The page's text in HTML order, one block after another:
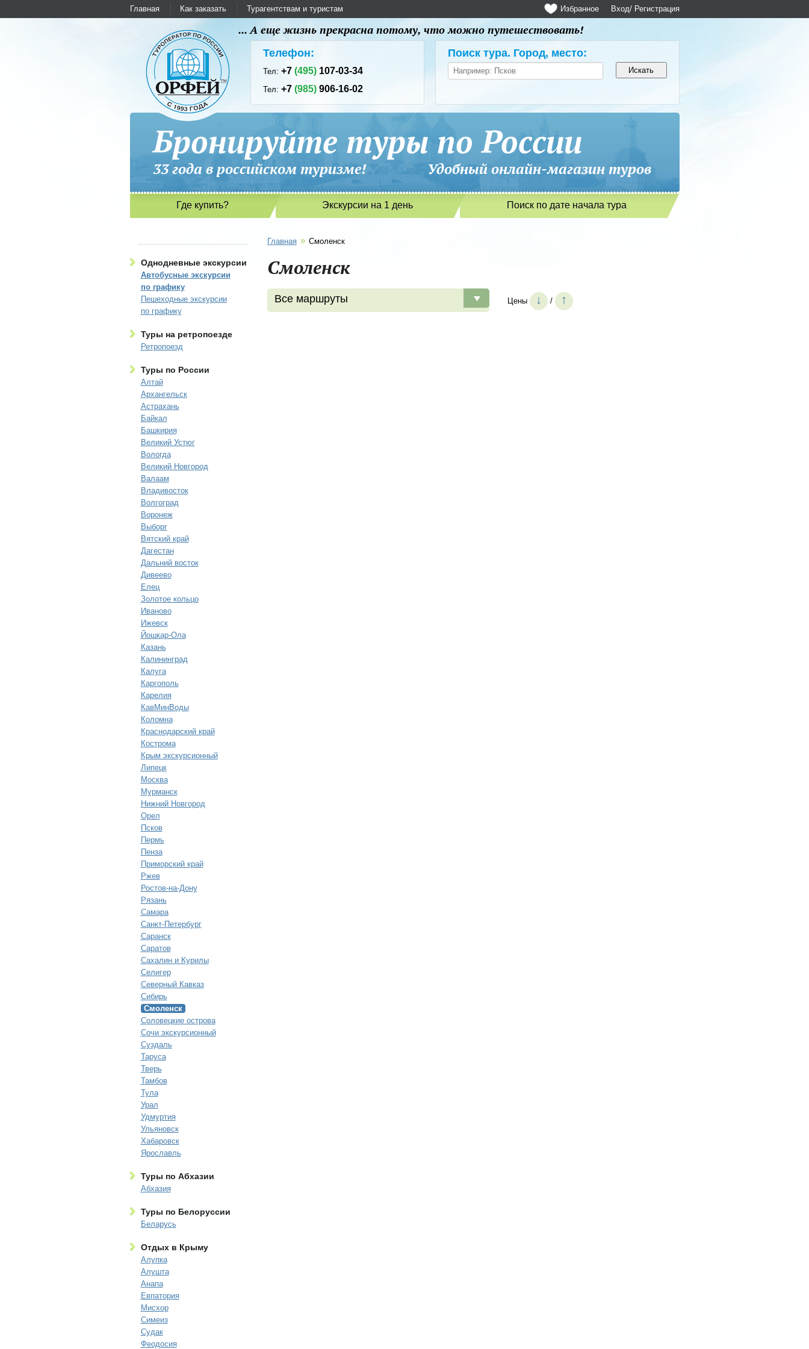
Главная Как заказать Турагентствам и туристам Вход/ Регистрация
Избранное
... А еще жизнь прекрасна потому, что можно путешествовать!
Телефон:
Тел:+7(495) 107-03-34
Тел:+7(985) 906-16-02
Поиск тура. Город, место:
Бронируйте туры по России
33 года в российском туризме! Удобный онлайн-магазин туров
Где купить? Экскурсии на 1 день Поиск по дате начала тура
Однодневные экскурсии
Автобусные экскурсии
по графику
Пешеходные экскурсии
по графику
Туры на ретропоезде
Ретропоезд
Туры по России
Алтай
Архангельск
Астрахань
Байкал
Башкирия
Великий Устюг
Вологда
Великий Новгород
Валаам
Владивосток
Волгоград
Воронеж
Выборг
Вятский край
Дагестан
Дальний восток
Дивеево
Елец
Золотое кольцо
Иваново
Ижевск
Йошкар-Ола
Казань
Калининград
Калуга
Каргополь
Карелия
КавМинВоды
Коломна
Краснодарский край
Кострома
Крым экскурсионный
Липецк
Москва
Мурманск
Нижний Новгород
Орел
Псков
Пермь
Пенза
Приморский край
Ржев
Ростов-на-Дону
Рязань
Самара
Санкт-Петербург
Саранск
Саратов
Сахалин и Курилы
Селигер
Северный Кавказ
Сибирь
Смоленск
Соловецкие острова
Сочи экскурсионный
Суздаль
Таруса
Тверь
Тамбов
Тула
Урал
Удмуртия
Ульяновск
Хабаровск
Ярославль
Туры по Абхазии
Абхазия
Туры по Белоруссии
Беларусь
Отдых в Крыму
Алупка
Алушта
Анапа
Евпатория
Мисхор
Симеиз
Судак
Феодосия
Главная » Смоленск
Смоленск
Все маршруты Цены ↓ / ↑